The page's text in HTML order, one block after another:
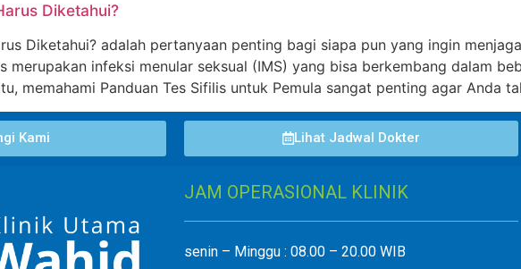
Diketahui?
Diketahui? adalah pertanyaan penting bagi siapa pun yang ingin
merupakan infeksi menular seksual (IMS) yang bisa berkembang dalam
memahami Panduan Tes Sifilis untuk Pemula sangat penting agar Anda
Kami Lihat Jadwal Dokter
JAM OPERASIONAL KLINIK
senin – Minggu : 08.00 – 20.00 WIB